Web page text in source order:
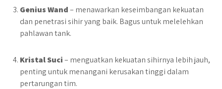
Genius Wand– menawarkan keseimbangan kekuatan
dan penetrasi sihir yang baik. Bagus untuk melelehkan
pahlawan tank.
Kristal Suci– menguatkan kekuatan sihirnya lebih jauh,
penting untuk menangani kerusakan tinggi dalam
pertarungan tim.